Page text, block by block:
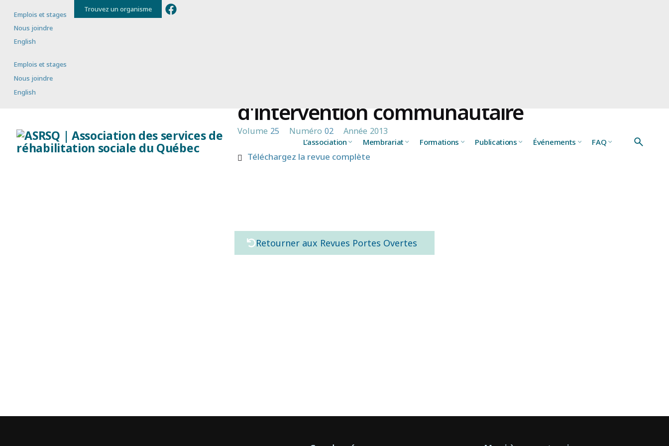
Emplois et stages
Nous joindre
English
Emplois et stages
Nous joindre
English
Trouvez un organisme
L’association Membrariat Formations Publications Événements FAQ
d'intervention communautaire
Volume 25 Numéro 02 Année 2013
Téléchargez la revue complète
Retourner aux Revues Portes Overtes